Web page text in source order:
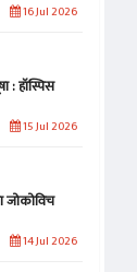
16 Jul 2026
: हॉस्पिस
15 Jul 2026
जोकोविच
14 Jul 2026